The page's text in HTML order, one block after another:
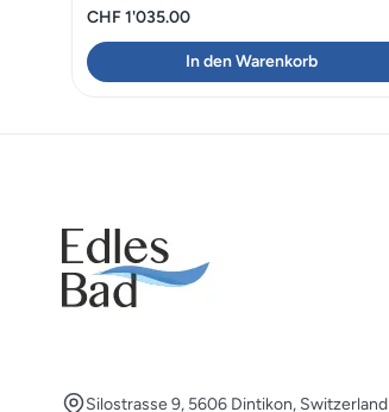
CHF1'035.00
In den Warenkorb
Silostrasse 9, 5606 Dintikon, Switzerland